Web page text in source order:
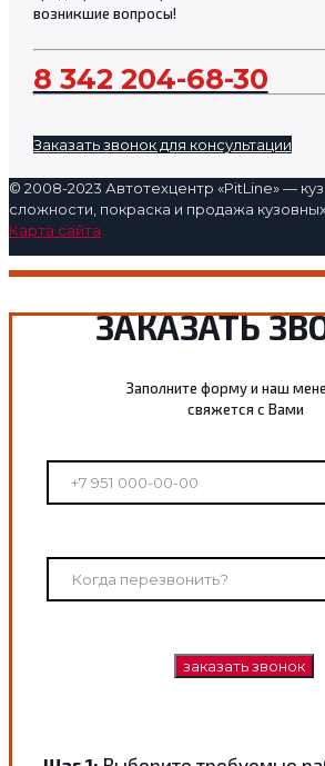
возникшие вопросы!
8 342 204-68-30
Заказать звонок для консультации
© 2008-2023 Автотехцентр «PitLine» —
сложности, покраска и продажа
Карта сайта
ЗАКАЗАТЬ
Заполните форму и наш
свяжется с Вами